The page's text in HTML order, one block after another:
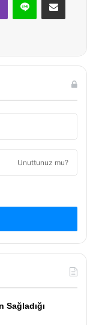
Unuttunuz mu?
Sağladığı